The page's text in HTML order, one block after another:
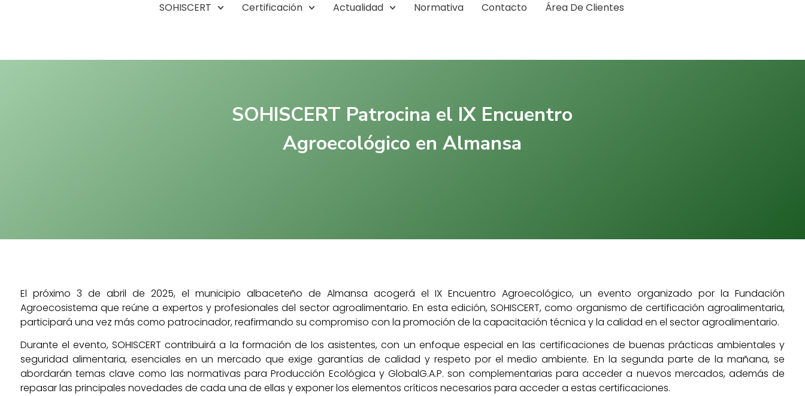
SOHISCERT Certificación Actualidad Normativa Contacto Área De Clientes
SOHISCERT Patrocina el IX Encuentro
Agroecológico en Almansa
El próximo 3 de abril de 2025, el municipio albaceteño de Almansa acogerá el IX Encuentro Agroecológico, un evento organizado por la Fundación
Agroecosistema que reúne a expertos y profesionales del sector agroalimentario. En esta edición, SOHISCERT, como organismo de certificación agroalimentaria,
participará una vez más como patrocinador, reafirmando su compromiso con la promoción de la capacitación técnica y la calidad en el sector agroalimentario.
Durante el evento, SOHISCERT contribuirá a la formación de los asistentes, con un enfoque especial en las certificaciones de buenas prácticas ambientales y
seguridad alimentaria, esenciales en un mercado que exige garantías de calidad y respeto por el medio ambiente. En la segunda parte de la mañana, se
abordarán temas clave como las normativas para Producción Ecológica y GlobalG.A.P. son complementarias para acceder a nuevos mercados, además de
repasar las principales novedades de cada una de ellas y exponer los elementos críticos necesarios para acceder a estas certificaciones.